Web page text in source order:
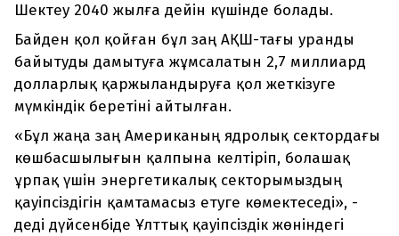
Шектеу 2040 жылға дейін күшінде болады.
Байден қол қойған бұл заң АҚШ-тағы уранды
байытуды дамытуға жұмсалатын 2,7 миллиард
долларлық қаржыландыруға қол жеткізуге
мүмкіндік беретіні айтылған.
«Бұл жаңа заң Американың ядролық сектордағы
көшбасшылығын қалпына келтіріп, болашақ
ұрпақ үшін энергетикалық секторымыздың
қауіпсіздігін қамтамасыз етуге көмектеседі», -
деді дүйсенбіде Ұлттық қауіпсіздік жөніндегі